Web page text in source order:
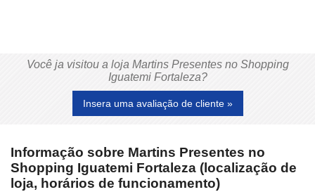
Você ja visitou a loja Martins Presentes no Shopping
Iguatemi Fortaleza?
Insera uma avaliação de cliente »
Informação sobre Martins Presentes no
Shopping Iguatemi Fortaleza (localização de
loja, horários de funcionamento)